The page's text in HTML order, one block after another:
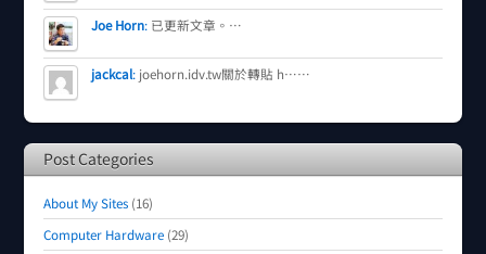
Joe Horn: 已更新文章。…
jackcal: joehorn.idv.tw關於轉貼 h……
Post Categories
About My Sites (16)
Computer Hardware (29)